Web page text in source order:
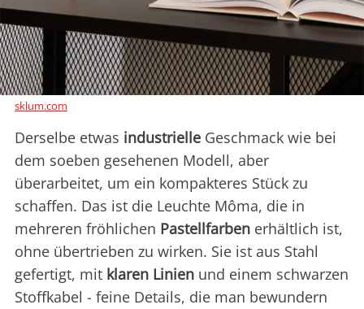
sklum.com
Derselbe etwas industrielle Geschmack wie bei
dem soeben gesehenen Modell, aber
überarbeitet, um ein kompakteres Stück zu
schaffen. Das ist die Leuchte Môma, die in
mehreren fröhlichen Pastellfarben erhältlich ist,
ohne übertrieben zu wirken. Sie ist aus Stahl
gefertigt, mit klaren Linien und einem schwarzen
Stoffkabel - feine Details, die man bewundern